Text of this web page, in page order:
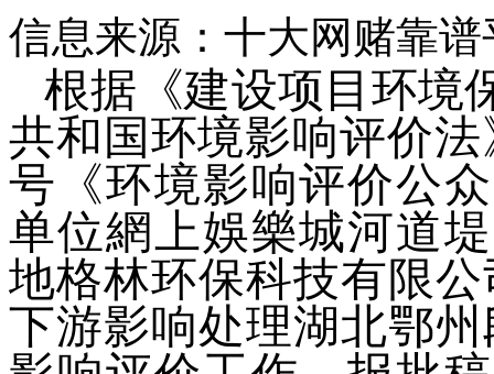
信息来源：十大网赌靠谱
根据《建设项目环境
共和国环境影响评价
号《环境影响评价公
单位網上娛樂城河道
地格林环保科技有限
下游影响处理湖北鄂州